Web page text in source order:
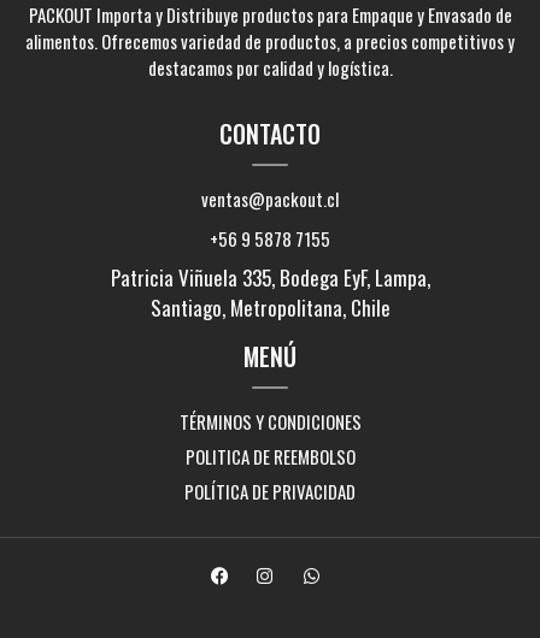
PACKOUT Importa y Distribuye productos para Empaque y Envasado de
alimentos. Ofrecemos variedad de productos, a precios competitivos y
destacamos por calidad y logística.
CONTACTO
ventas@packout.cl
+56 9 5878 7155
Patricia Viñuela 335, Bodega EyF, Lampa,
Santiago, Metropolitana, Chile
MENÚ
TÉRMINOS Y CONDICIONES
POLITICA DE REEMBOLSO
POLÍTICA DE PRIVACIDAD